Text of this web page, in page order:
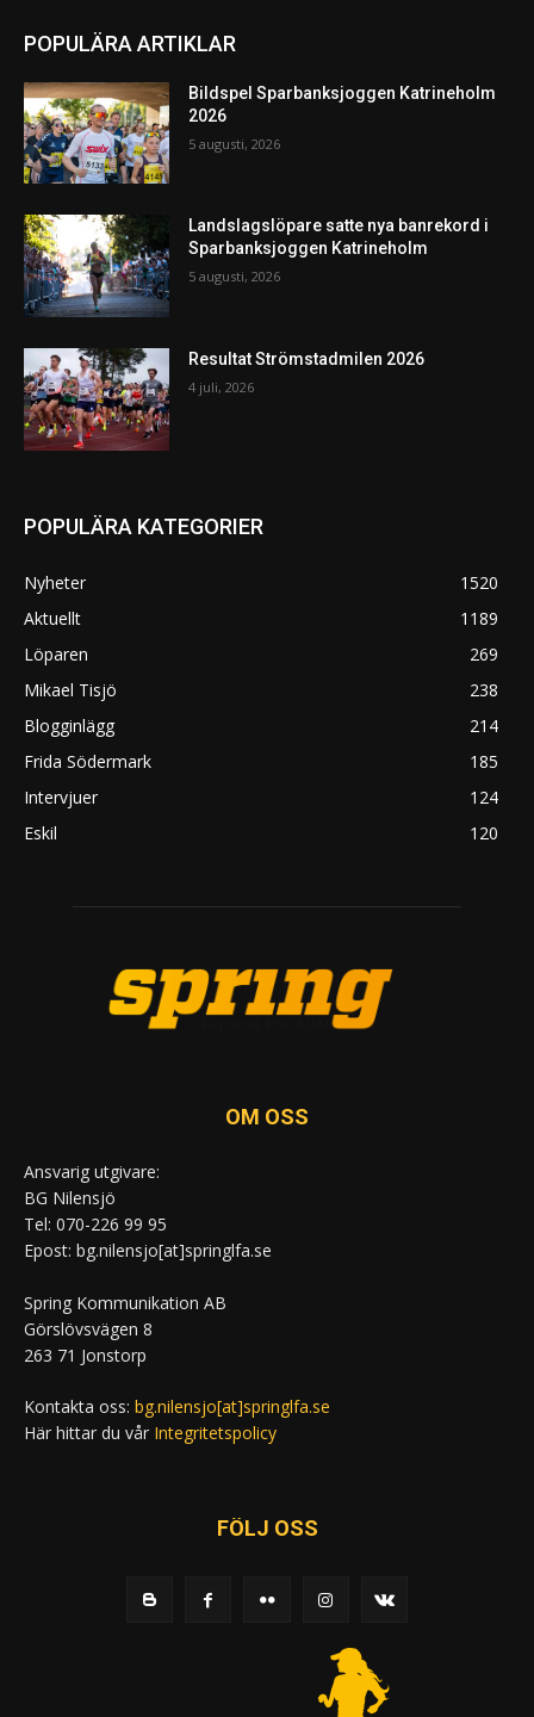
POPULÄRA ARTIKLAR
Bildspel Sparbanksjoggen Katrineholm
2026
5 augusti, 2026
Landslagslöpare satte nya banrekord i
Sparbanksjoggen Katrineholm
5 augusti, 2026
Resultat Strömstadmilen 2026
4 juli, 2026
POPULÄRA KATEGORIER
Nyheter
1520
Aktuellt
1189
Löparen
269
Mikael Tisjö
238
Blogginlägg
214
Frida Södermark
185
Intervjuer
124
Eskil
120
OM OSS
Ansvarig utgivare:
BG Nilensjö
Tel: 070-226 99 95
Epost: bg.nilensjo[at]springlfa.se
Spring Kommunikation AB
Görslövsvägen 8
263 71 Jonstorp
Kontakta oss: bg.nilensjo[at]springlfa.se
Här hittar du vår Integritetspolicy
FÖLJ OSS